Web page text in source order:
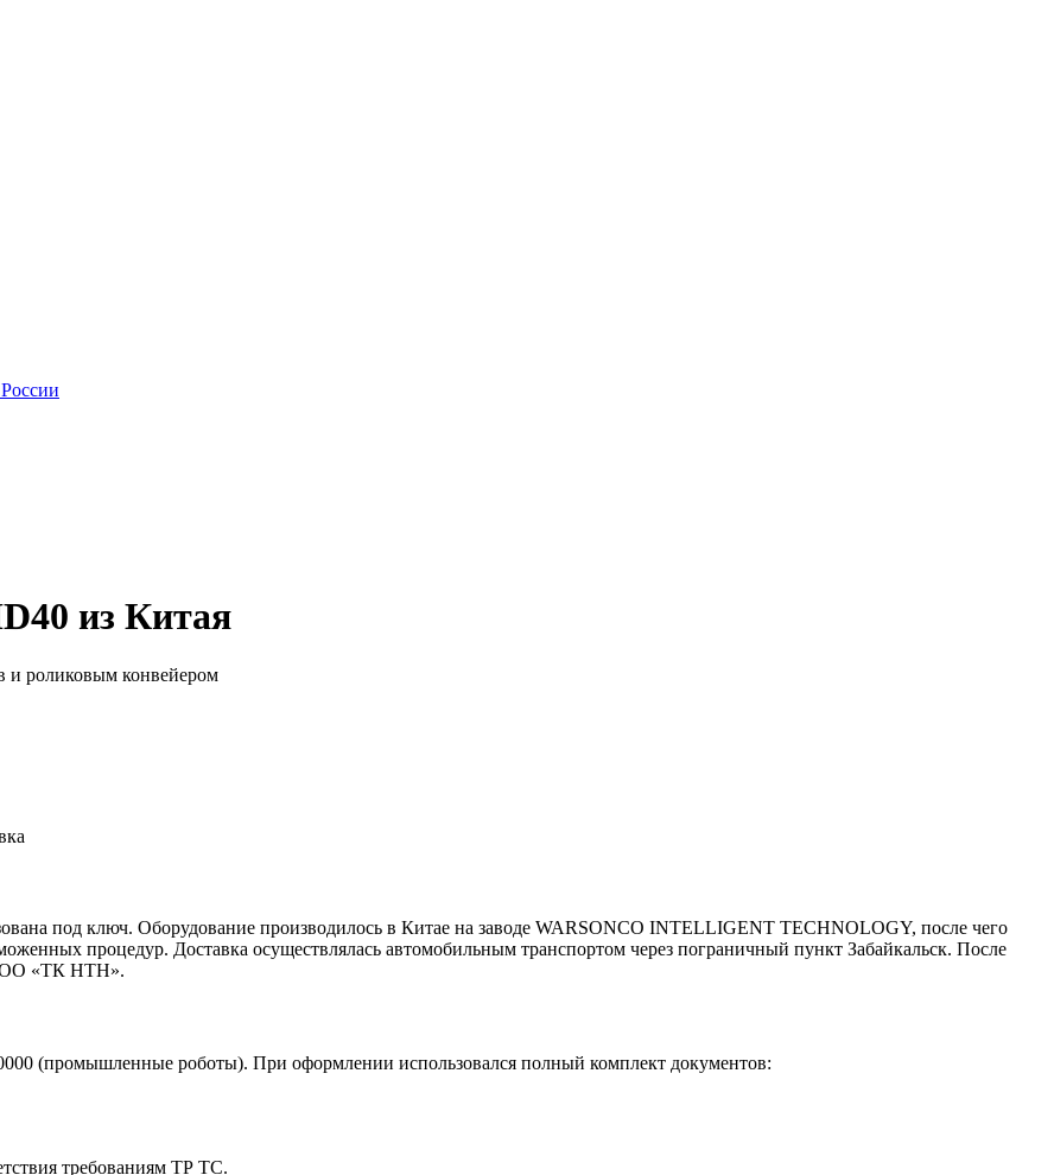
из Китая
и роликовым конвейером
под ключ. Оборудование производилось в Китае на заводе WARSONCO INTELLIGENT TECHNOLOGY, после чего
процедур. Доставка осуществлялась автомобильным транспортом через пограничный пункт Забайкальск. После
ООО «ТК НТН».
(промышленные роботы). При оформлении использовался полный комплект документов:
требованиям ТР ТС.